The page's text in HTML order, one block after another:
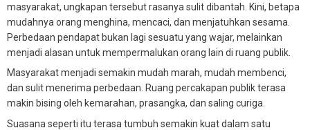
masyarakat, ungkapan tersebut rasanya sulit dibantah. Kini, betapa
mudahnya orang menghina, mencaci, dan menjatuhkan sesama.
Perbedaan pendapat bukan lagi sesuatu yang wajar, melainkan
menjadi alasan untuk mempermalukan orang lain di ruang publik.
Masyarakat menjadi semakin mudah marah, mudah membenci,
dan sulit menerima perbedaan. Ruang percakapan publik terasa
makin bising oleh kemarahan, prasangka, dan saling curiga.
Suasana seperti itu terasa tumbuh semakin kuat dalam satu